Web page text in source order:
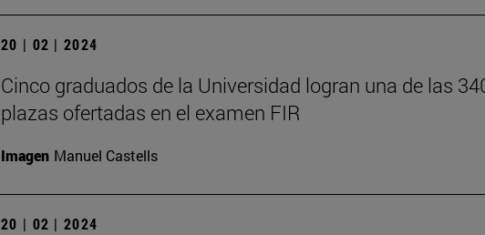
20 | 02 | 2024
Cinco graduados de la Universidad logran una de las
plazas ofertadas en el examen FIR
Imagen Manuel Castells
20 | 02 | 2024